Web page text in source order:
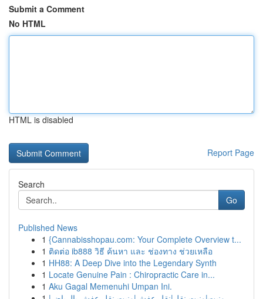
Submit a Comment
No HTML
HTML is disabled
Report Page
Search
Go
Published News
1 {Cannabisshopau.com: Your Complete Overview t...
1 ติดต่อ ib888 วิธี ค้นหา และ ช่องทาง ช่วยเหลือ
1 HH88: A Deep Dive into the Legendary Synth
1 Locate Genuine Pain : Chiropractic Care in...
1 Aku Gagal Memenuhi Umpan Ini.